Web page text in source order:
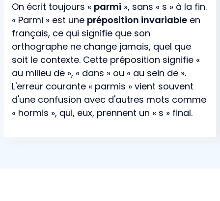
On écrit toujours « parmi », sans « s » à la fin.
« Parmi » est une préposition invariable en
français, ce qui signifie que son
orthographe ne change jamais, quel que
soit le contexte. Cette préposition signifie «
au milieu de », « dans » ou « au sein de ».
L'erreur courante « parmis » vient souvent
d'une confusion avec d'autres mots comme
« hormis », qui, eux, prennent un « s » final.